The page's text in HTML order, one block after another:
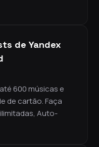
de Yandex
600 músicas e
de cartão. Faça
Auto-